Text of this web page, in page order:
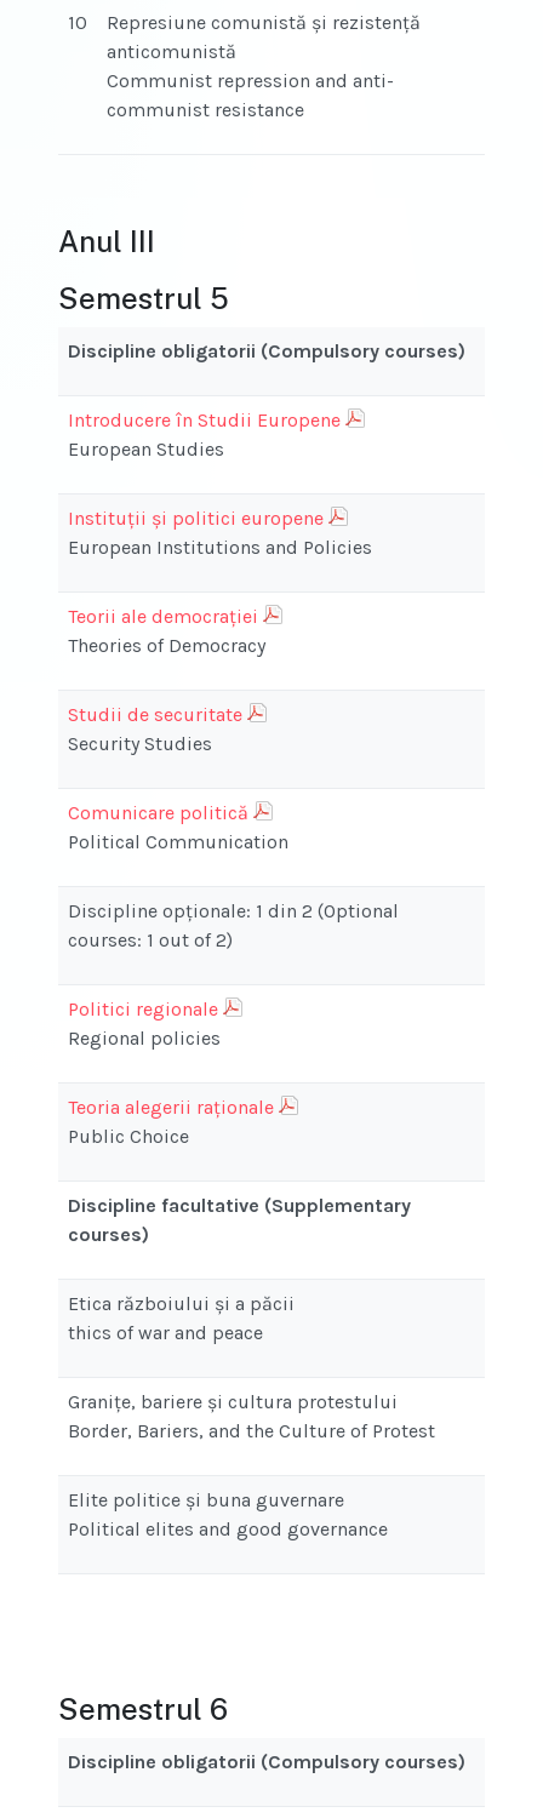
10
Represiune comunistă și rezistență
anticomunistă
Communist repression and anti-
communist resistance
Anul III
Semestrul 5
Discipline obligatorii (Compulsory courses)
Introducere în Studii Europene
European Studies
Instituții și politici europene
European Institutions and Policies
Teorii ale democraţiei
Theories of Democracy
Studii de securitate
Security Studies
Comunicare politică
Political Communication
Discipline opţionale: 1 din 2 (Optional
courses: 1 out of 2)
Politici regionale
Regional policies
Teoria alegerii raționale
Public Choice
Discipline facultative (Supplementary
courses)
Etica războiului și a păcii
thics of war and peace
Granițe, bariere și cultura protestului
Border, Bariers, and the Culture of Protest
Elite politice și buna guvernare
Political elites and good governance
Semestrul 6
Discipline obligatorii (Compulsory courses)